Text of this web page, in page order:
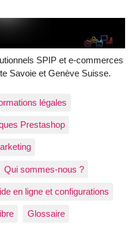
SPIP et e-commerces
Savoie et Genève Suisse.
légales
Prestashop
Qui sommes-nous ?
en ligne et configurations
Glossaire